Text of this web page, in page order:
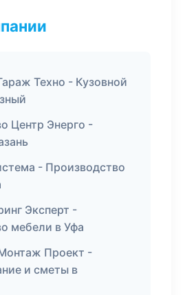
Техно - Кузовной
Центр Энерго -
- Производство
Эксперт -
мебели в Уфа
Проект -
и сметы в